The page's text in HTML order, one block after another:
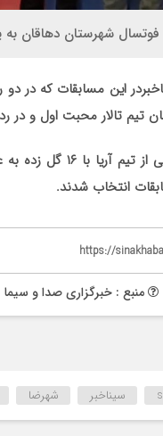
شهرستان دهاقان به
تیم تالار محبت اول و در
در این مسابقه
انتخاب شدند.
https://
منبع : خبرگزاری صدا و سیما
سیناخبر شهرضا